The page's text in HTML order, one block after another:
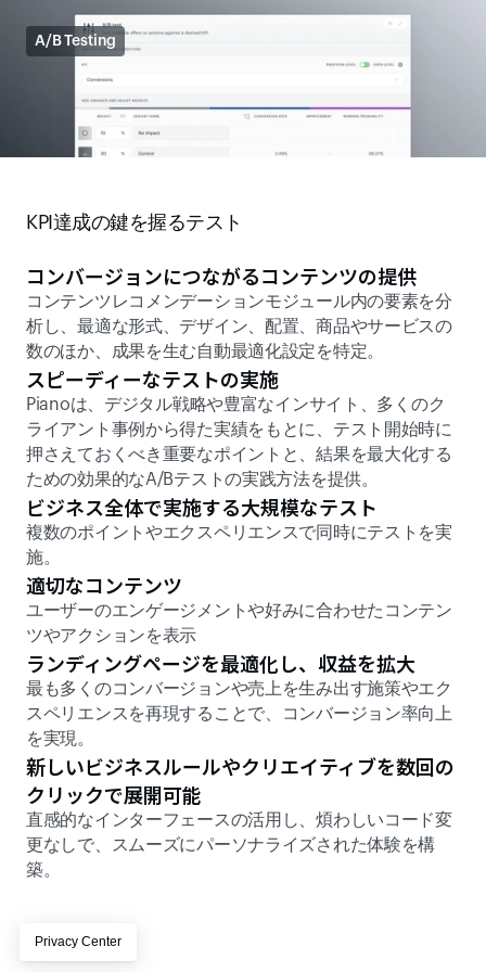
A/B Testing
KPI達成の鍵を握るテスト
コンバージョンにつながるコンテンツの提供
コンテンツレコメンデーションモジュール内の要素を分
析し、最適な形式、デザイン、配置、商品やサービスの
数のほか、成果を生む自動最適化設定を特定。
スピーディーなテストの実施
Pianoは、デジタル戦略や豊富なインサイト、多くのク
ライアント事例から得た実績をもとに、テスト開始時に
押さえておくべき重要なポイントと、結果を最大化する
ための効果的なA/Bテストの実践方法を提供。
ビジネス全体で実施する大規模なテスト
複数のポイントやエクスペリエンスで同時にテストを実
施。
適切なコンテンツ
ユーザーのエンゲージメントや好みに合わせたコンテン
ツやアクションを表示
ランディングページを最適化し、収益を拡大
最も多くのコンバージョンや売上を生み出す施策やエク
スペリエンスを再現することで、コンバージョン率向上
を実現。
新しいビジネスルールやクリエイティブを数回の
クリックで展開可能
直感的なインターフェースの活用し、煩わしいコード変
更なしで、スムーズにパーソナライズされた体験を構
築。